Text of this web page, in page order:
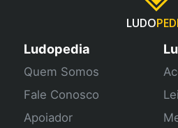
LUDO
Ludopedia
Quem Somos
Fale Conosco
Apoiador